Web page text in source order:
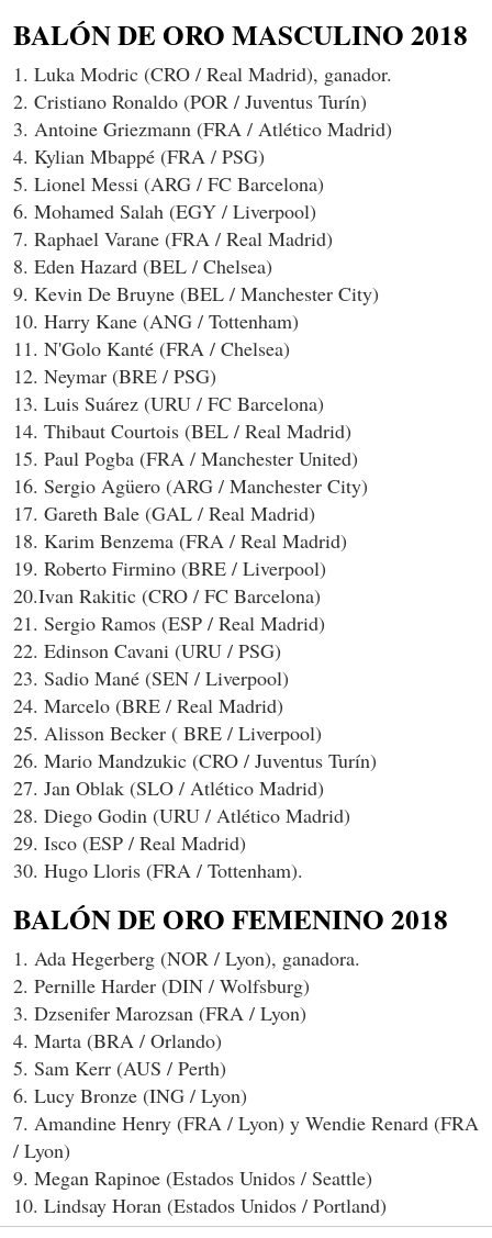
BALÓN DE ORO MASCULINO 2018
1. Luka Modric (CRO / Real Madrid), ganador.
2. Cristiano Ronaldo (POR / Juventus Turín)
3. Antoine Griezmann (FRA / Atlético Madrid)
4. Kylian Mbappé (FRA / PSG)
5. Lionel Messi (ARG / FC Barcelona)
6. Mohamed Salah (EGY / Liverpool)
7. Raphael Varane (FRA / Real Madrid)
8. Eden Hazard (BEL / Chelsea)
9. Kevin De Bruyne (BEL / Manchester City)
10. Harry Kane (ANG / Tottenham)
11. N'Golo Kanté (FRA / Chelsea)
12. Neymar (BRE / PSG)
13. Luis Suárez (URU / FC Barcelona)
14. Thibaut Courtois (BEL / Real Madrid)
15. Paul Pogba (FRA / Manchester United)
16. Sergio Agüero (ARG / Manchester City)
17. Gareth Bale (GAL / Real Madrid)
18. Karim Benzema (FRA / Real Madrid)
19. Roberto Firmino (BRE / Liverpool)
20.Ivan Rakitic (CRO / FC Barcelona)
21. Sergio Ramos (ESP / Real Madrid)
22. Edinson Cavani (URU / PSG)
23. Sadio Mané (SEN / Liverpool)
24. Marcelo (BRE / Real Madrid)
25. Alisson Becker ( BRE / Liverpool)
26. Mario Mandzukic (CRO / Juventus Turín)
27. Jan Oblak (SLO / Atlético Madrid)
28. Diego Godin (URU / Atlético Madrid)
29. Isco (ESP / Real Madrid)
30. Hugo Lloris (FRA / Tottenham).
BALÓN DE ORO FEMENINO 2018
1. Ada Hegerberg (NOR / Lyon), ganadora.
2. Pernille Harder (DIN / Wolfsburg)
3. Dzsenifer Marozsan (FRA / Lyon)
4. Marta (BRA / Orlando)
5. Sam Kerr (AUS / Perth)
6. Lucy Bronze (ING / Lyon)
7. Amandine Henry (FRA / Lyon) y Wendie Renard (FRA
/ Lyon)
9. Megan Rapinoe (Estados Unidos / Seattle)
10. Lindsay Horan (Estados Unidos / Portland)
11. Lieke Martens (HOL / FC Barcelona)